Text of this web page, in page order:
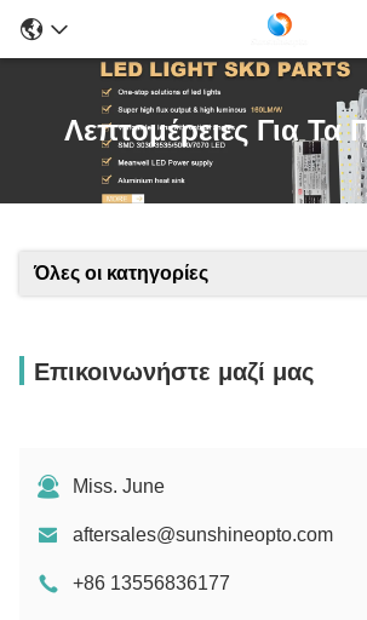
Λεπτομέρειες Για Τα
Όλες οι κατηγορίες
Επικοινωνήστε μαζί μας
Miss. June
aftersales@sunshineopto.com
+86 13556836177